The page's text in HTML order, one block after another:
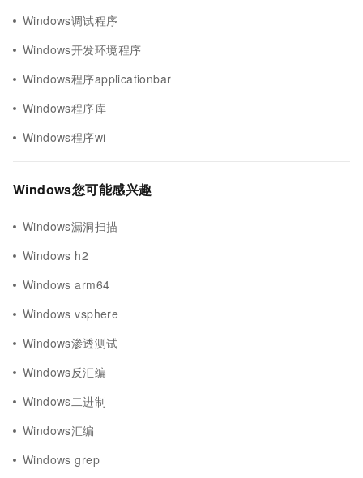
Windows调试程序
Windows开发环境程序
Windows程序applicationbar
Windows程序库
Windows程序wi
Windows您可能感兴趣
Windows漏洞扫描
Windows h2
Windows arm64
Windows vsphere
Windows渗透测试
Windows反汇编
Windows二进制
Windows汇编
Windows grep